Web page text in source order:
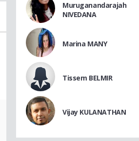
Muruganandarajah
NIVEDANA
Marina MANY
Tissem BELMIR
Vijay KULANATHAN